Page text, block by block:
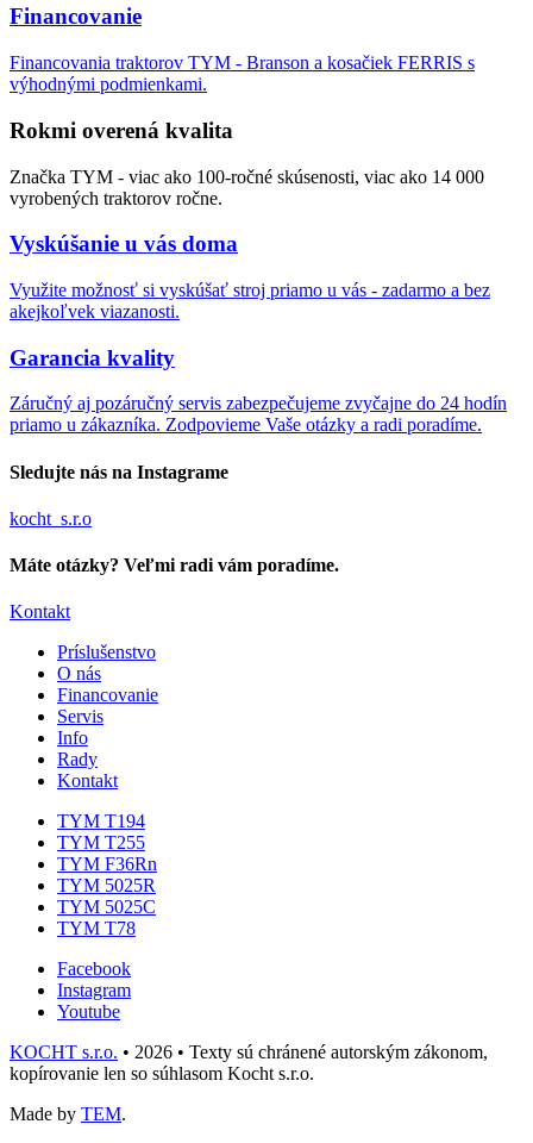
Financovanie
Financovania traktorov TYM - Branson a kosačiek FERRIS s
výhodnými podmienkami.
Rokmi overená kvalita
Značka TYM - viac ako 100-ročné skúsenosti, viac ako 14 000
vyrobených traktorov ročne.
Vyskúšanie u vás doma
Využite možnosť si vyskúšať stroj priamo u vás - zadarmo a bez
akejkoľvek viazanosti.
Garancia kvality
Záručný aj pozáručný servis zabezpečujeme zvyčajne do 24 hodín
priamo u zákazníka. Zodpovieme Vaše otázky a radi poradíme.
Sledujte nás na Instagrame
kocht_s.r.o
Máte otázky? Veľmi radi vám poradíme.
Kontakt
Príslušenstvo
O nás
Financovanie
Servis
Info
Rady
Kontakt
TYM T194
TYM T255
TYM F36Rn
TYM 5025R
TYM 5025C
TYM T78
Facebook
Instagram
Youtube
KOCHT s.r.o. • 2026 • Texty sú chránené autorským zákonom,
kopírovanie len so súhlasom Kocht s.r.o.
Made by TEM.